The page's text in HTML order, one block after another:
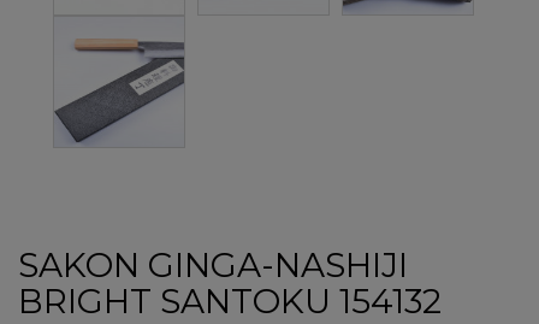
SAKON GINGA-NASHIJI
BRIGHT SANTOKU 154132